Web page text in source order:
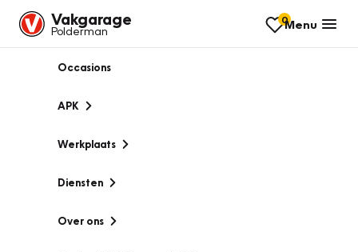
Vakgarage
Polderman
0Menu
Occasions
APK
Werkplaats
Diensten
Over ons